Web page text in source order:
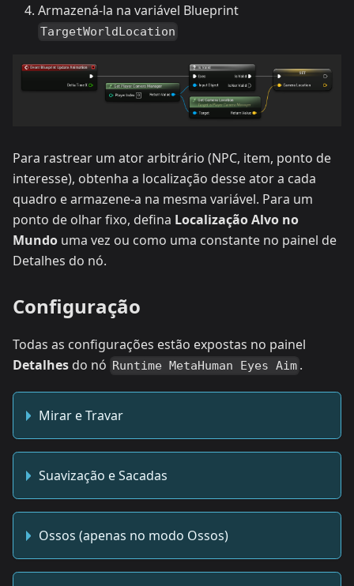
Armazená-la na variável Blueprint
TargetWorldLocation
Para rastrear um ator arbitrário (NPC, item, ponto de
interesse), obtenha a localização desse ator a cada
quadro e armazene-a na mesma variável. Para um
ponto de olhar fixo, defina Localização Alvo no
Mundo uma vez ou como uma constante no painel de
Detalhes do nó.
Configuração
Todas as configurações estão expostas no painel
Detalhes do nó Runtime MetaHuman Eyes Aim .
Mirar e Travar
Suavização e Sacadas
Ossos (apenas no modo Ossos)